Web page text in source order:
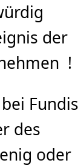
der
!
Fundis
des
oder